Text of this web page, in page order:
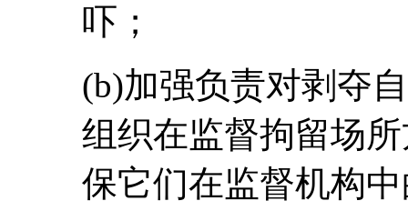
吓；
(b)加强负责对剥夺
组织在监督拘留场
保它们在监督机构